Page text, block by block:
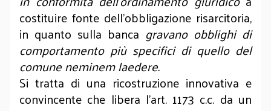
costituire fonte dell’obbligazione risarcitoria,
in quanto sulla banca gravano obblighi di
comportamento più specifici di quello del
comune neminem laedere.
Si tratta di una ricostruzione innovativa e
convincente che libera l’art. 1173 c.c. da un